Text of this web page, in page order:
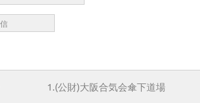
1.(公財)大阪合気会傘下道場